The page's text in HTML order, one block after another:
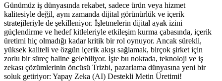
Günümüz iş dünyasında rekabet, sadece ürün veya hizmet
kalitesiyle değil, aynı zamanda dijital görünürlük ve içerik
stratejileriyle de şekilleniyor. İşletmelerin dijital ayak izini
güçlendirme ve hedef kitleleriyle etkileşim kurma çabasında, içerik
üretimi hiç olmadığı kadar kritik bir rol oynuyor. Ancak sürekli,
yüksek kaliteli ve özgün içerik akışı sağlamak, birçok şirket için
zorlu bir süreç haline gelebiliyor. İşte bu noktada, teknoloji ve iş
zekası çözümlerinin öncüsü Trizbi, pazarlama dünyasına yeni bir
soluk getiriyor: Yapay Zeka (AI) Destekli Metin Üretimi!